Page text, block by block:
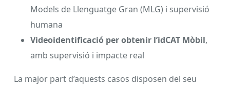
Models de Llenguatge Gran (MLG) i supervisió
humana
Videoidentificació per obtenir l’idCAT Mòbil,
amb supervisió i impacte real
La major part d’aquests casos disposen del seu